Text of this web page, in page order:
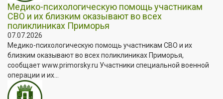
Медико-психологическую помощь участникам
СВО и их близким оказывают во всех
поликлиниках Приморья
07.07.2026
Медико-психологическую помощь участникам СВО и их
близким оказывают во всех поликлиниках Приморья,
сообщает www.primorsky.ru Участники специальной военной
операции и их...